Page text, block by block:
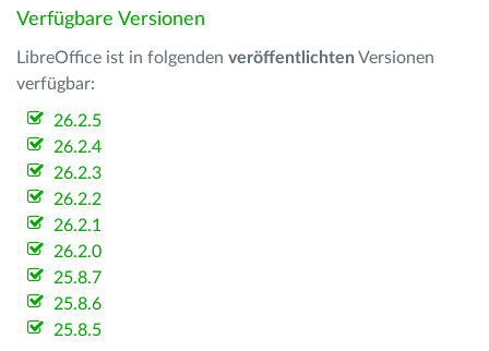
Verfügbare Versionen
LibreOffice ist in folgenden veröffentlichten Versionen
verfügbar:
26.2.5
26.2.4
26.2.3
26.2.2
26.2.1
26.2.0
25.8.7
25.8.6
25.8.5